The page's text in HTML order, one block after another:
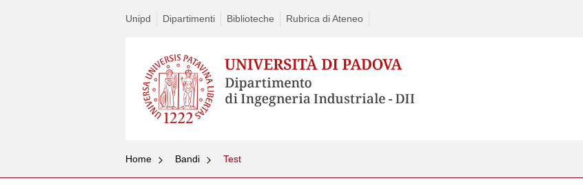
Unipd Dipartimenti Biblioteche Rubrica di Ateneo
Home Bandi Test